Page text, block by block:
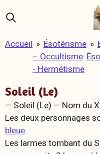
Passer
au
principal
Accueil » Ésotérisme
– Occultisme
- Hermétisme
»
Soleil (Le)
— Soleil (Le) — Nom du
Les deux personnages
bleue.
Les larmes tombant du